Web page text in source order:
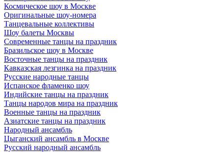
Космическое шоу в Москве
Оригинальные шоу-номера
Танцевальные коллективы
Шоу балеты Москвы
Современные танцы на праздник
Бразильское шоу в Москве
Восточные танцы на праздник
Кавказская лезгинка на праздник
Русские народные танцы
Испанское фламенко шоу
Индийские танцы на праздник
Танцы народов мира на праздник
Военные танцы на праздник
Азиатские танцы на праздник
Народный ансамбль
Цыганский ансамбль в Москве
Русский народный ансамбль